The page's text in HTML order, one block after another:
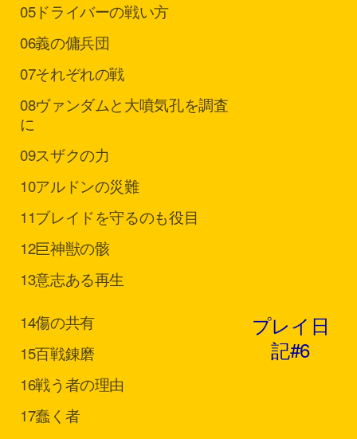
05ドライバーの戦い方
06義の傭兵団
07それぞれの戦
08ヴァンダムと大噴気孔を調査
に
09スザクの力
10アルドンの災難
11ブレイドを守るのも役目
12巨神獣の骸
13意志ある再生
14傷の共有
15百戦錬磨
16戦う者の理由
17蠢く者
プレイ日
記#6